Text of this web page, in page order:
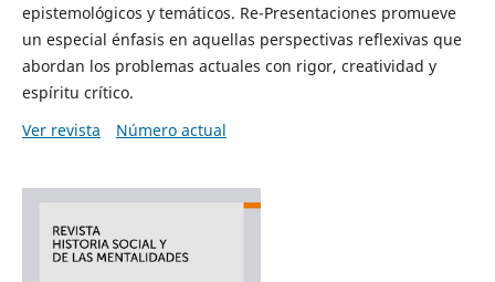
epistemológicos y temáticos. Re-Presentaciones promueve
un especial énfasis en aquellas perspectivas reflexivas que
abordan los problemas actuales con rigor, creatividad y
espíritu crítico.
Ver revista
Número actual